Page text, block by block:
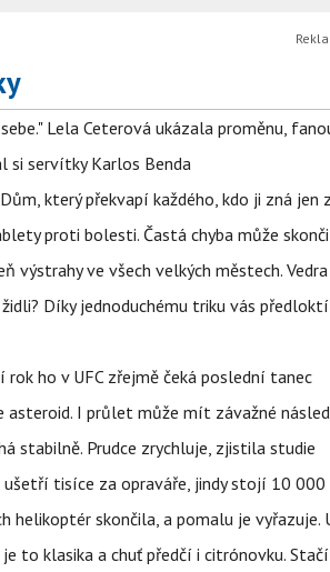
Lela Ceterová ukázala proměnu,
si servítky Karlos Benda
který překvapí každého, kdo ji zná jen
proti bolesti. Častá chyba může
výstrahy ve všech velkých městech.
Díky jednoduchému triku vás
rok ho v UFC zřejmě čeká poslední tanec
asteroid. I průlet může mít závažné
stabilně. Prudce zrychluje, zjistila studie
tisíce za opraváře, jindy stojí 10 000
helikoptér skončila, a pomalu je vyřazuje.
to klasika a chuť předčí i citrónovku.